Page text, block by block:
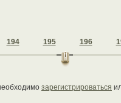
194 195 196
зарегистрироваться